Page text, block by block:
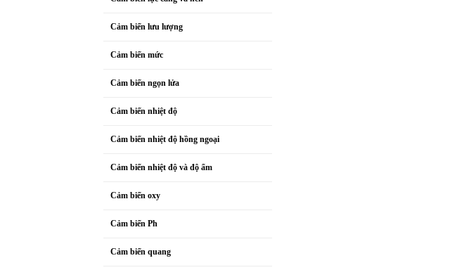
Cảm biến lưu lượng
Cảm biến mức
Cảm biến ngọn lửa
Cảm biến nhiệt độ
Cảm biến nhiệt độ hồng ngoại
Cảm biến nhiệt độ và độ ẩm
Cảm biến oxy
Cảm biến Ph
Cảm biến quang